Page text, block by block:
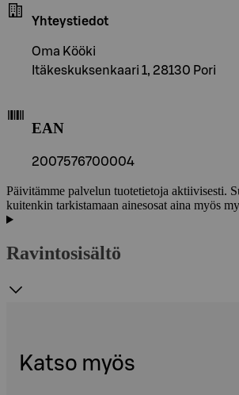
Yhteystiedot
Oma Kööki
Itäkeskuksenkaari 1, 28130 Pori
EAN
2007576700004
Päivitämme palvelun tuotetietoja aktiivisesti.
kuitenkin tarkistamaan ainesosat aina myös
Ravintosisältö
Katso myös